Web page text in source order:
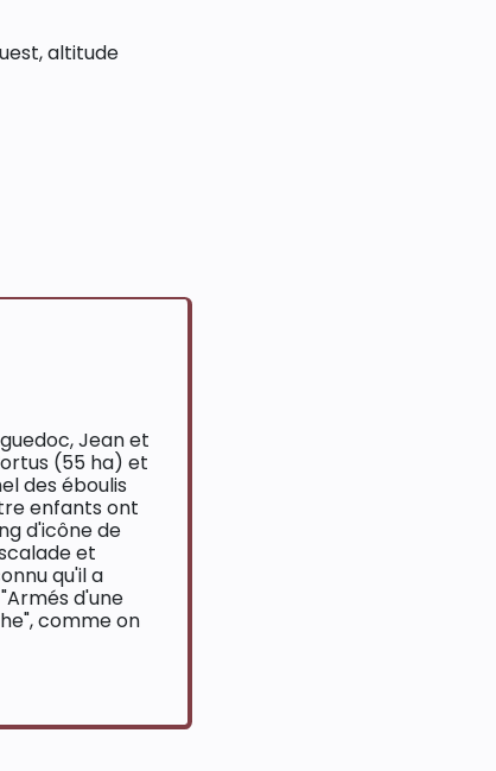
altitude
Jean et
(55 ha) et
des éboulis
enfants ont
d'icône de
et
qu'il a
d'une
comme on